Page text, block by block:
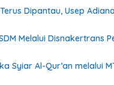
Dipantau, Usep
Melalui Disnakertrans
Syiar Al-Qur’an melalui